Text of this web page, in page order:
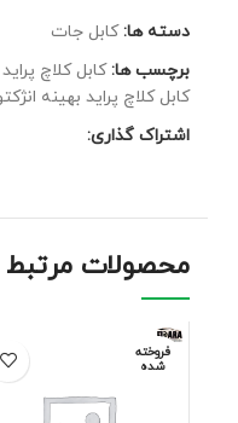
دسته ها: کابل جات
برچسب ها: كابل كلاچ پرايد
كابل كلاچ پرايد بهينه
اشتراک گذاری:
محصولات مرتبط
فروخته
شده